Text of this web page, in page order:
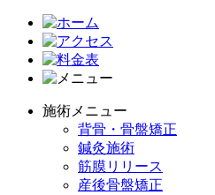
施術メニュー
背骨・骨盤矯正
鍼灸施術
筋膜リリース
産後骨盤矯正